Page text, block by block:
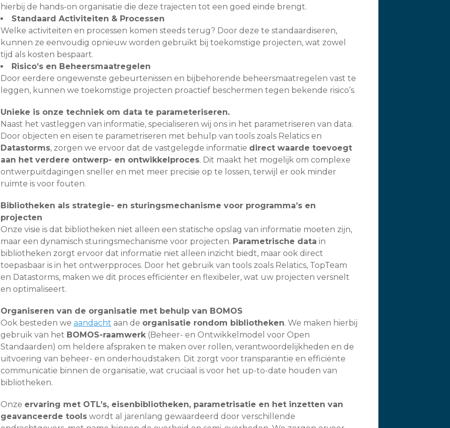
hierbij de hands-on organisatie die deze trajecten tot een goed einde brengt.
Standaard Activiteiten & Processen
Welke activiteiten en processen komen steeds terug? Door deze te standaardiseren,
kunnen ze eenvoudig opnieuw worden gebruikt bij toekomstige projecten, wat zowel
tijd als kosten bespaart.
Risico’s en Beheersmaatregelen
Door eerdere ongewenste gebeurtenissen en bijbehorende beheersmaatregelen vast te
leggen, kunnen we toekomstige projecten proactief beschermen tegen bekende risico’s.
Unieke is onze techniek om data te parameteriseren.
Naast het vastleggen van informatie, specialiseren wij ons in het parametriseren van data.
Door objecten en eisen te parametriseren met behulp van tools zoals Relatics en
Datastorms, zorgen we ervoor dat de vastgelegde informatie direct waarde toevoegt
aan het verdere ontwerp- en ontwikkelproces. Dit maakt het mogelijk om complexe
ontwerpuitdagingen sneller en met meer precisie op te lossen, terwijl er ook minder
ruimte is voor fouten.
Bibliotheken als strategie- en sturingsmechanisme voor programma’s en
projecten
Onze visie is dat bibliotheken niet alleen een statische opslag van informatie moeten zijn,
maar een dynamisch sturingsmechanisme voor projecten. Parametrische data in
bibliotheken zorgt ervoor dat informatie niet alleen inzicht biedt, maar ook direct
toepasbaar is in het ontwerpproces. Door het gebruik van tools zoals Relatics, TopTeam
en Datastorms, maken we dit proces efficiënter en flexibeler, wat uw projecten versnelt
en optimaliseert.
Organiseren van de organisatie met behulp van BOMOS
Ook besteden we aandacht aan de organisatie rondom bibliotheken. We maken hierbij
gebruik van het BOMOS-raamwerk(Beheer- en Ontwikkelmodel voor Open
Standaarden) om heldere afspraken te maken over rollen, verantwoordelijkheden en de
uitvoering van beheer- en onderhoudstaken. Dit zorgt voor transparantie en efficiënte
communicatie binnen de organisatie, wat cruciaal is voor het up-to-date houden van
bibliotheken.
Onze ervaring met OTL’s, eisenbibliotheken, parametrisatie en het inzetten van
geavanceerde tools wordt al jarenlang gewaardeerd door verschillende